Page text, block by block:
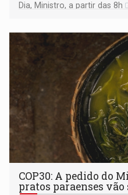
Dia, Ministro, a partir das 8h
COP30: A pedido do
pratos paraenses